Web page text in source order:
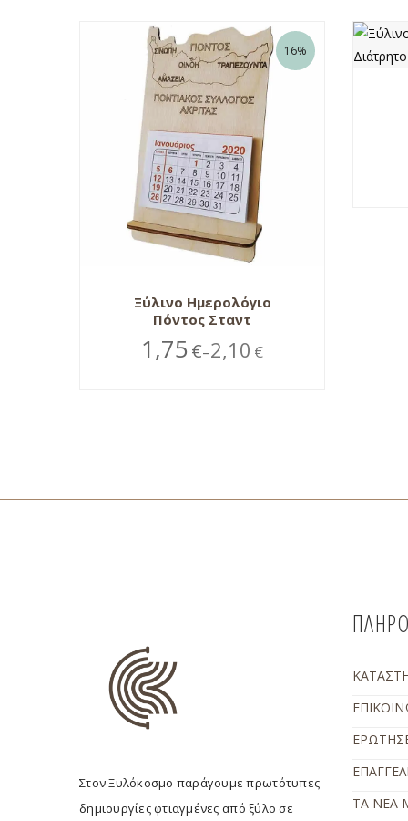
16%
Ξύλινο Ημερολόγιο
Πόντος Σταντ
1,75 €–2,10 €
Στον Ξυλόκοσμο παράγουμε πρωτότυπες
δημιουργίες φτιαγμένες από ξύλο σε
ΤΑ ΝΕΑ